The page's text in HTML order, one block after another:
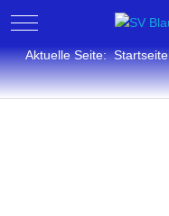
Mobile Menu Toggle
Aktuelle Seite:Startseite